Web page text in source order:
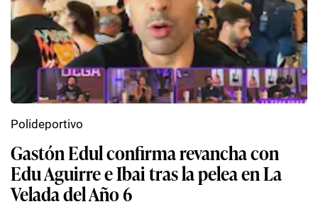
Gastón Edul confirma revancha con
Edu Aguirre e Ibai tras la pelea en La
Velada del Año 6
Polideportivo